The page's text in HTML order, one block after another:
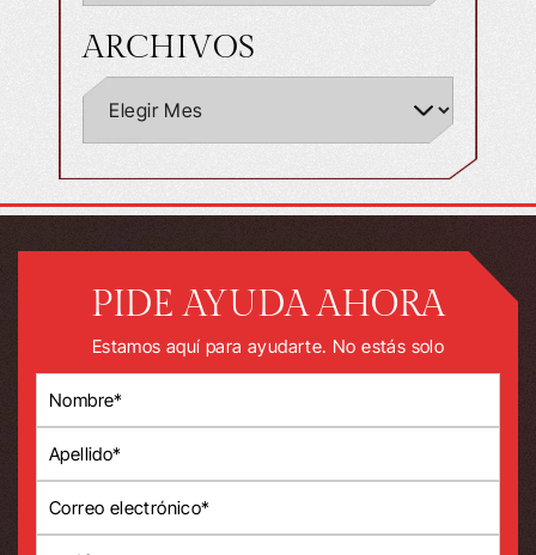
ARCHIVOS
PIDE AYUDA AHORA
Estamos aquí para ayudarte. No estás solo